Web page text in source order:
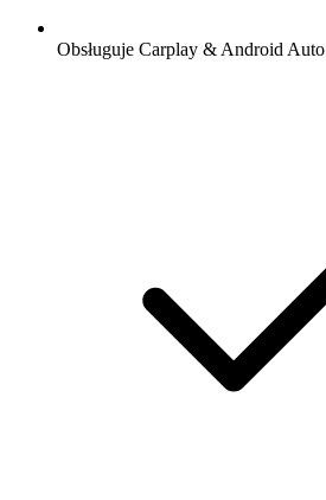
Obsługuje Carplay & Android Auto